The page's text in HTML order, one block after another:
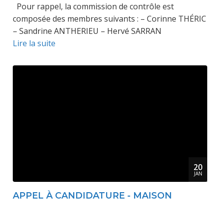
Pour rappel, la commission de contrôle est
composée des membres suivants : – Corinne THÉRIC
– Sandrine ANTHERIEU – Hervé SARRAN
Lire la suite
20
JAN
APPEL À CANDIDATURE - MAISON